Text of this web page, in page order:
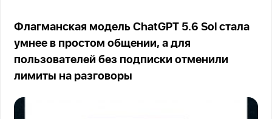
Флагманская модель ChatGPT 5.6 Sol стала
умнее в простом общении, а для
пользователей без подписки отменили
лимиты на разговоры